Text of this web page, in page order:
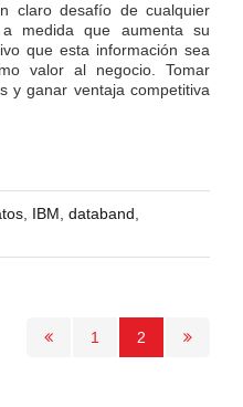
claro desafío de cualquier
medida que aumenta su
que esta información sea
valor al negocio. Tomar
y ganar ventaja competitiva
IBM databand
1 2